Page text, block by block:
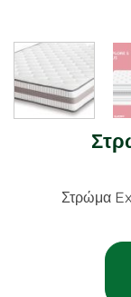
Στρώμα